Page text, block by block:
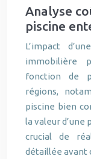
Analyse
piscine
L’impact
immobilière
fonction de
régions,
piscine bien
la valeur d’une
crucial de
détaillée avant